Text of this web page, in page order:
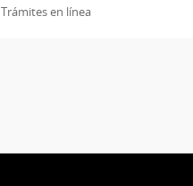
Trámites en línea